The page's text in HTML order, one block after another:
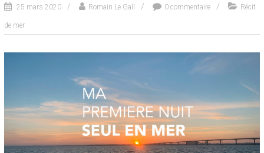
25 mars 2020 Romain Le Gall 0 commentaire Récit
de mer